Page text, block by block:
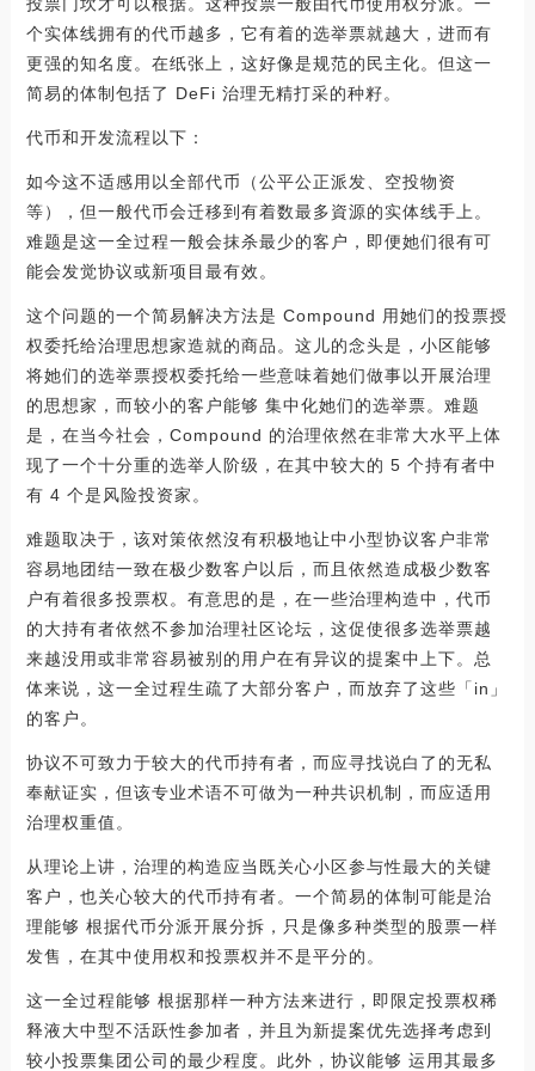
个实体线拥有的代币越多，它有着的选举票就越大，进而有
更强的知名度。在纸张上，这好像是规范的民主化。但这一
简易的体制包括了 DeFi 治理无精打采的种籽。
代币和开发流程以下：
如今这不适感用以全部代币（公平公正派发、空投物资
等），但一般代币会迁移到有着数最多資源的实体线手上。
难题是这一全过程一般会抹杀最少的客户，即便她们很有可
能会发觉协议或新项目最有效。
这个问题的一个简易解决方法是 Compound 用她们的投票授
权委托给治理思想家造就的商品。这儿的念头是，小区能够
将她们的选举票授权委托给一些意味着她们做事以开展治理
的思想家，而较小的客户能够 集中化她们的选举票。难题
是，在当今社会，Compound 的治理依然在非常大水平上体
现了一个十分重的选举人阶级，在其中较大的 5 个持有者中
有 4 个是风险投资家。
难题取决于，该对策依然沒有积极地让中小型协议客户非常
容易地团结一致在极少数客户以后，而且依然造成极少数客
户有着很多投票权。有意思的是，在一些治理构造中，代币
的大持有者依然不参加治理社区论坛，这促使很多选举票越
来越没用或非常容易被别的用户在有异议的提案中上下。总
体来说，这一全过程生疏了大部分客户，而放弃了这些「in」
的客户。
协议不可致力于较大的代币持有者，而应寻找说白了的无私
奉献证实，但该专业术语不可做为一种共识机制，而应适用
治理权重值。
从理论上讲，治理的构造应当既关心小区参与性最大的关键
客户，也关心较大的代币持有者。一个简易的体制可能是治
理能够 根据代币分派开展分拆，只是像多种类型的股票一样
发售，在其中使用权和投票权并不是平分的。
这一全过程能够 根据那样一种方法来进行，即限定投票权稀
释液大中型不活跃性参加者，并且为新提案优先选择考虑到
较小投票集团公司的最少程度。此外，协议能够 运用其最多